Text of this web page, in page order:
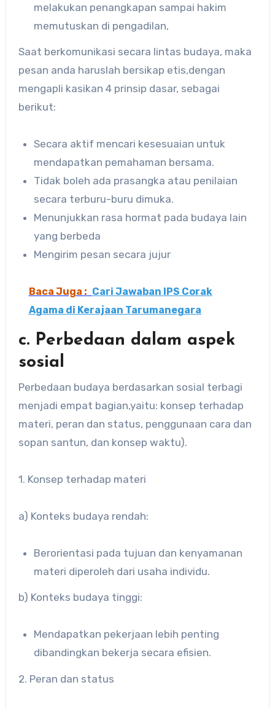
melakukan penangkapan sampai hakim
memutuskan di pengadilan,
Saat berkomunikasi secara lintas budaya, maka
pesan anda haruslah bersikap etis,dengan
mengapli kasikan 4 prinsip dasar, sebagai
berikut:
Secara aktif mencari kesesuaian untuk
mendapatkan pemahaman bersama.
Tidak boleh ada prasangka atau penilaian
secara terburu-buru dimuka.
Menunjukkan rasa hormat pada budaya lain
yang berbeda
Mengirim pesan secara jujur
Baca Juga : Cari Jawaban IPS Corak
Agama di Kerajaan Tarumanegara
c. Perbedaan dalam aspek
sosial
Perbedaan budaya berdasarkan sosial terbagi
menjadi empat bagian,yaitu: konsep terhadap
materi, peran dan status, penggunaan cara dan
sopan santun, dan konsep waktu).
1. Konsep terhadap materi
a) Konteks budaya rendah:
Berorientasi pada tujuan dan kenyamanan
materi diperoleh dari usaha individu.
b) Konteks budaya tinggi:
Mendapatkan pekerjaan lebih penting
dibandingkan bekerja secara efisien.
2. Peran dan status